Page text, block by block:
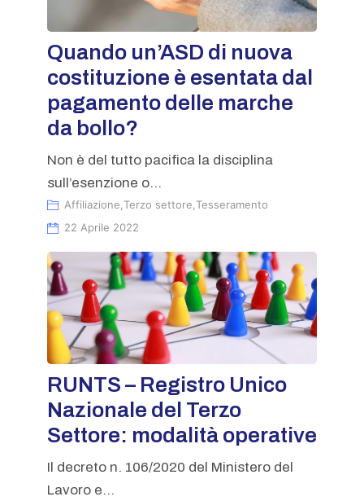
Quando un’ASD di nuova
costituzione è esentata dal
pagamento delle marche
da bollo?
Non è del tutto pacifica la disciplina
sull’esenzione o...
Affiliazione Terzo settore Tesseramento
22 Aprile 2022
RUNTS – Registro Unico
Nazionale del Terzo
Settore: modalità operative
Il decreto n. 106/2020 del Ministero del
Lavoro e...